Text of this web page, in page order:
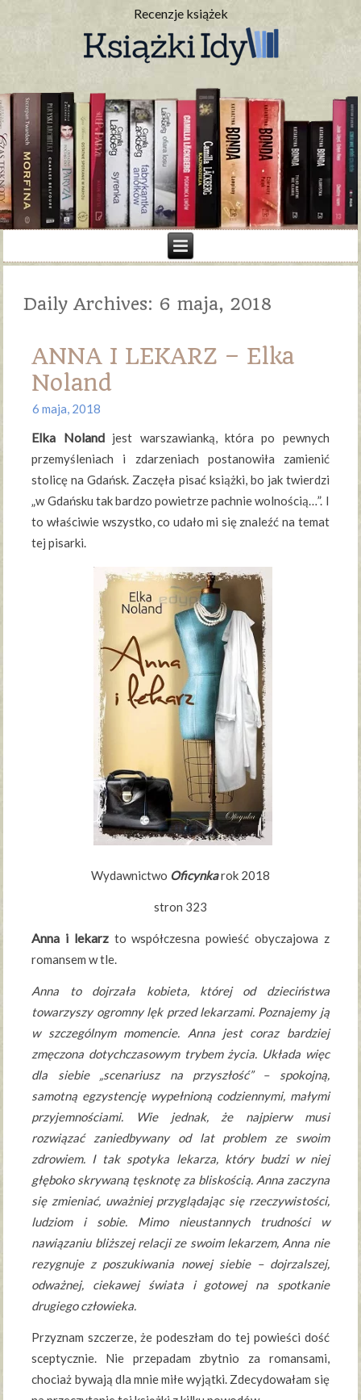
Recenzje książek
Daily Archives: 6 maja, 2018
ANNA I LEKARZ – Elka
Noland
6 maja, 2018
Elka Nolandjest warszawianką, która po pewnych
przemyśleniach i zdarzeniach postanowiła zamienić
stolicę na Gdańsk. Zaczęła pisać książki, bo jak twierdzi
„w Gdańsku tak bardzo powietrze pachnie wolnością…”. I
to właściwie wszystko, co udało mi się znaleźć na temat
tej pisarki.
Wydawnictwo Oficynkarok 2018
stron 323
Anna i lekarzto współczesna powieść obyczajowa z
romansem w tle.
Anna to dojrzała kobieta, której od dzieciństwa
towarzyszy ogromny lęk przed lekarzami. Poznajemy ją
w szczególnym momencie. Anna jest coraz bardziej
zmęczona dotychczasowym trybem życia. Układa więc
dla siebie „scenariusz na przyszłość” – spokojną,
samotną egzystencję wypełnioną codziennymi, małymi
przyjemnościami. Wie jednak, że najpierw musi
rozwiązać zaniedbywany od lat problem ze swoim
zdrowiem. I tak spotyka lekarza, który budzi w niej
głęboko skrywaną tęsknotę za bliskością. Anna zaczyna
się zmieniać, uważniej przyglądając się rzeczywistości,
ludziom i sobie. Mimo nieustannych trudności w
nawiązaniu bliższej relacji ze swoim lekarzem, Anna nie
rezygnuje z poszukiwania nowej siebie – dojrzalszej,
odważnej, ciekawej świata i gotowej na spotkanie
drugiego człowieka.
Przyznam szczerze, że podeszłam do tej powieści dość
sceptycznie. Nie przepadam zbytnio za romansami,
chociaż bywają dla mnie miłe wyjątki. Zdecydowałam się